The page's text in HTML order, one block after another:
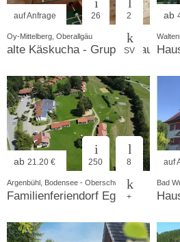
auf Anfrage 26 2
SV
Oy-Mittelberg, Oberallgäu
alte Käskucha - Gruppenhaus
ab
ab 21.20 € 250 8
+
Argenbühl, Bodensee - Oberschwaben
Familienferiendorf Eglofs
auf
Bad